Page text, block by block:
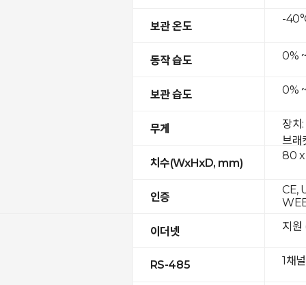
보관 온도
동작 습도
보관 습도
무게
치수(WxHxD, mm)
인증
이더넷
RS-485
-
0%
0%
장치
브래
80 x
CE,
지
1채